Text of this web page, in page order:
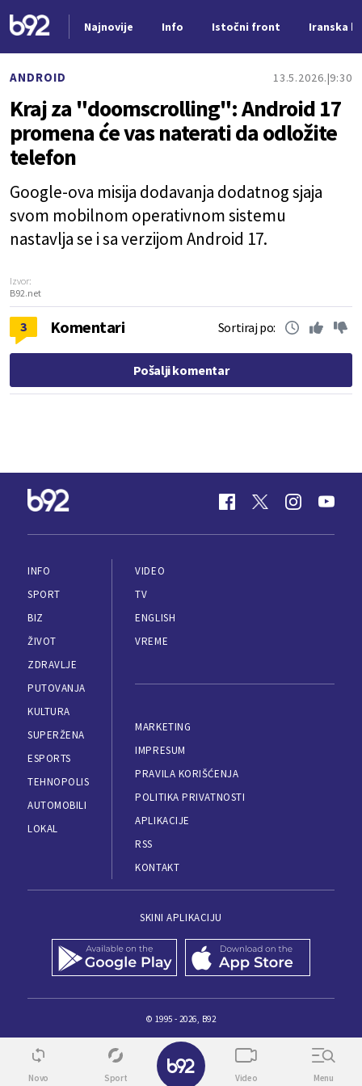
Najnovije Info Istočni front Iranska
ANDROID 13.5.2026. 9:30
Kraj za "doomscrolling": Android 17
promena će vas naterati da odložite
telefon
Google-ova misija dodavanja dodatnog sjaja
svom mobilnom operativnom sistemu
nastavlja se i sa verzijom Android 17.
Izvor:
B92.net
3 Komentari Sortiraj po:
Pošalji komentar
INFO
SPORT
BIZ
ŽIVOT
ZDRAVLJE
PUTOVANJA
KULTURA
SUPERŽENA
ESPORTS
TEHNOPOLIS
AUTOMOBILI
LOKAL
VIDEO
TV
ENGLISH
VREME
MARKETING
IMPRESUM
PRAVILA KORIŠĆENJA
POLITIKA PRIVATNOSTI
APLIKACIJE
RSS
KONTAKT
SKINI APLIKACIJU
© 1995 - 2026, B92
Novo Sport Video Menu